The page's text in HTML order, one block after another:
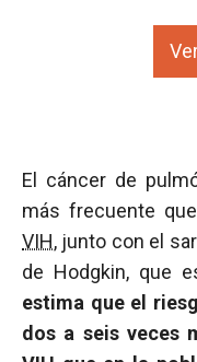
El cáncer de
más frecuente
VIH, junto con el
de Hodgkin, que
estima que el
dos a seis veces